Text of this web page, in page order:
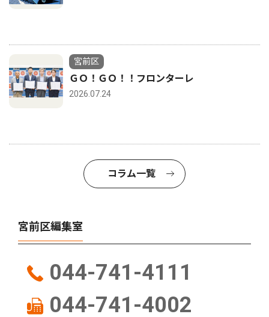
宮前区
ＧＯ！ＧＯ！！フロンターレ
2026.07.24
コラム一覧
宮前区編集室
044-741-4111
044-741-4002